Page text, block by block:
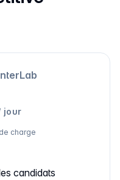
jour
charge
candidats